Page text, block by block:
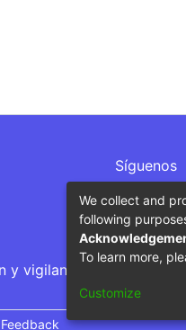
Síguenos
vigilancia por parte del
We collect and
following
To learn more,
Customize